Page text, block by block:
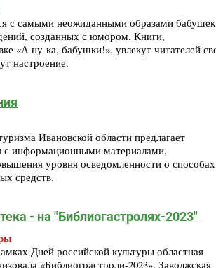
с самыми неожиданными образами
созданных с юмором. Книги,
«А ну-ка, бабушки!», увлекут читателей
настроение.
Ивановской области предлагает
с информационными материалами,
уровня осведомленности о
средств.
- на "Библиогастролях-2023"
Дней российской культуры областная
«Библиограстроли-2023». Заволжская